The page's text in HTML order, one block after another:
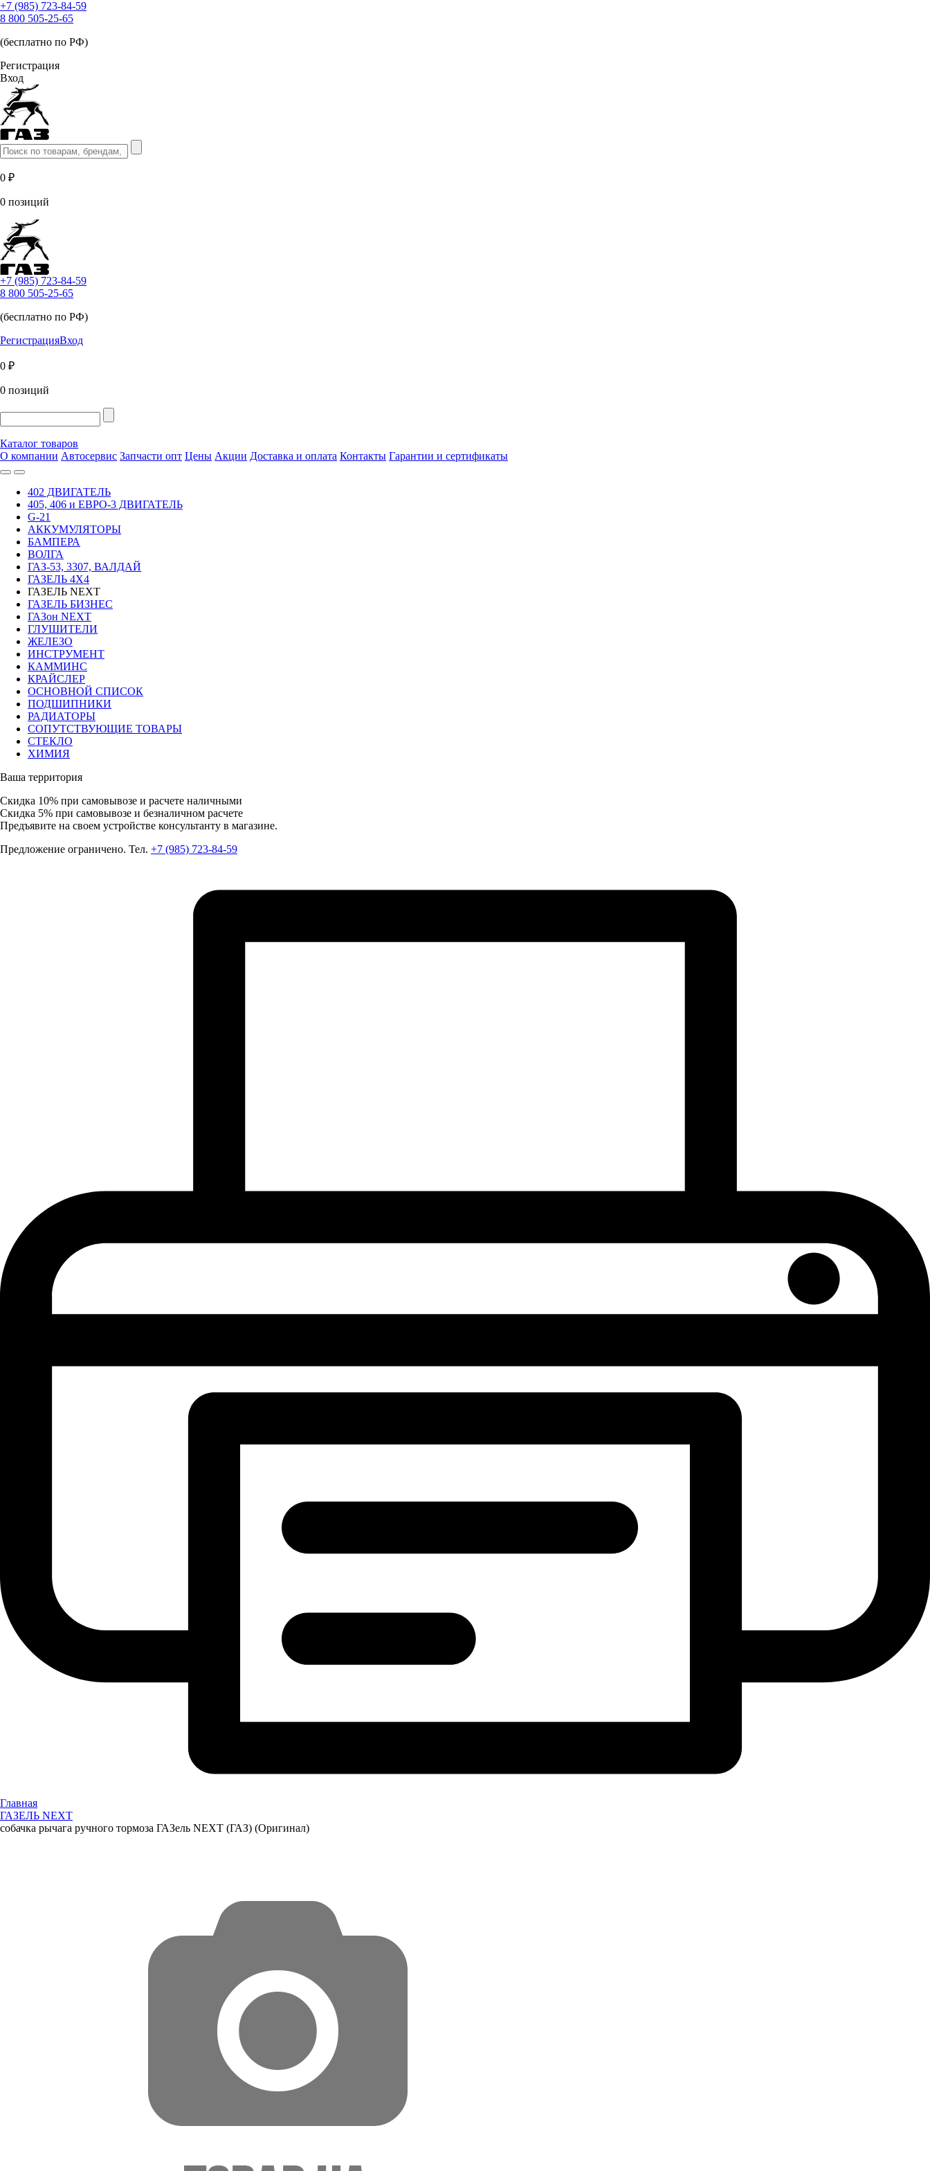
+7 (985) 723-84-59
8 800 505-25-65
(бесплатно по РФ)
Регистрация
Вход
0 ₽
0 позиций
+7 (985) 723-84-59
8 800 505-25-65
(бесплатно по РФ)
РегистрацияВход
0 ₽
0 позиций
Каталог товаров
О компании Автосервис Запчасти опт Цены Акции Доставка и оплата Контакты Гарантии и сертификаты
402 ДВИГАТЕЛЬ
405, 406 и ЕВРО-3 ДВИГАТЕЛЬ
G-21
АККУМУЛЯТОРЫ
БАМПЕРА
ВОЛГА
ГАЗ-53, 3307, ВАЛДАЙ
ГАЗЕЛЬ 4Х4
ГАЗЕЛЬ NEXT
ГАЗЕЛЬ БИЗНЕС
ГАЗон NEXT
ГЛУШИТЕЛИ
ЖЕЛЕЗО
ИНСТРУМЕНТ
КАММИНС
КРАЙСЛЕР
ОСНОВНОЙ СПИСОК
ПОДШИПНИКИ
РАДИАТОРЫ
СОПУТСТВУЮЩИЕ ТОВАРЫ
СТЕКЛО
ХИМИЯ
Ваша территория
Скидка 10% при самовывозе и расчете наличными
Скидка 5% при самовывозе и безналичном расчете
Предъявите на своем устройстве консультанту в магазине.
Предложение ограничено. Тел. +7 (985) 723-84-59
Главная
ГАЗЕЛЬ NEXT
собачка рычага ручного тормоза ГАЗель NEXT (ГАЗ) (Оригинал)